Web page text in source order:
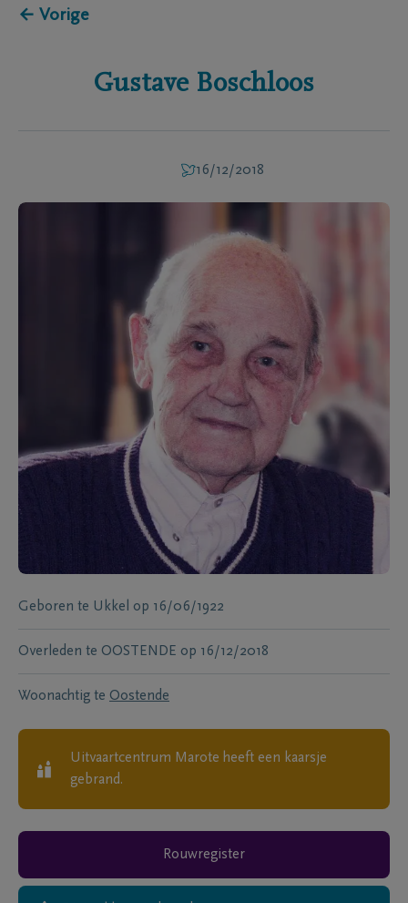
← Vorige
Gustave Boschloos
16/12/2018
Geboren te Ukkel op 16/06/1922
Overleden te OOSTENDE op 16/12/2018
Woonachtig te Oostende
Uitvaartcentrum Marote heeft een kaarsje
gebrand.
Rouwregister